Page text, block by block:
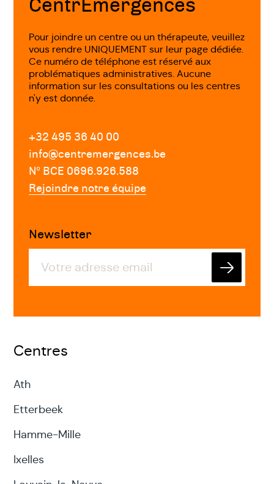
CentrEmergences
Pour joindre un centre ou un thérapeute, veuillez
vous rendre UNIQUEMENT sur leur page dédiée.
Ce numéro de téléphone est réservé aux
problématiques administratives. Aucune
information sur les consultations ou les centres
n'y est donnée.
+32 495 36 40 00
info@centremergences.be
Nº BCE 0696.926.588
Rejoindre notre équipe
Newsletter
Centres
Ath
Etterbeek
Hamme-Mille
Ixelles